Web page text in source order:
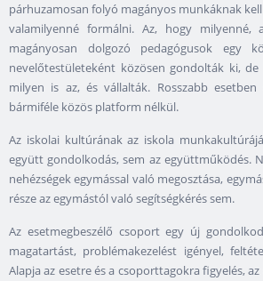
párhuzamosan folyó magányos munkáknak
valamilyenné formálni. Az, hogy
magányosan dolgozó pedagógusok egy
nevelőtestületeként közösen gondolták ki,
milyen is az, és vállalták. Rosszabb
bármiféle közös platform nélkül.
Az iskolai kultúrának az iskola
együtt gondolkodás, sem az együttműködés.
nehézségek egymással való megosztása,
része az egymástól való segítségkérés sem.
Az esetmegbeszélő csoport egy új
magatartást, problémakezelést igényel,
Alapja az esetre és a csoporttagokra figyelés,